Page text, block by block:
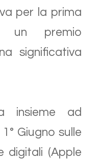
per la prima
un premio
significativa
insieme ad
Giugno sulle
digitali (Apple